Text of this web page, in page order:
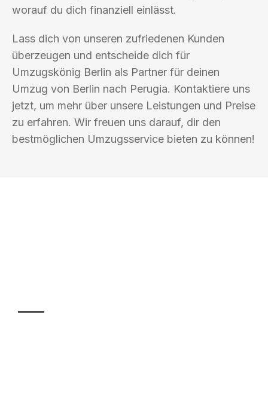
worauf du dich finanziell einlässt.
Lass dich von unseren zufriedenen Kunden
überzeugen und entscheide dich für
Umzugskönig Berlin als Partner für deinen
Umzug von Berlin nach Perugia. Kontaktiere uns
jetzt, um mehr über unsere Leistungen und Preise
zu erfahren. Wir freuen uns darauf, dir den
bestmöglichen Umzugsservice bieten zu können!